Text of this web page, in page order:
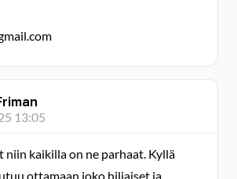
13:05
niin kaikilla on ne parhaat. Kyllä
ottamaan joko hiljaiset ja